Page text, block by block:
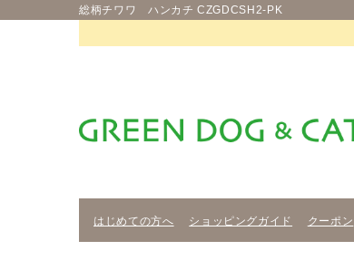
総柄チワワ ハンカチ CZGDCSH2-PK
はじめての方へ ショッピングガイド クーポン